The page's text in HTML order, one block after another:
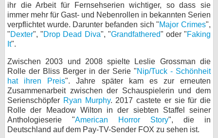
ihr die Arbeit für Fernsehserien wichtiger, so dass sie
immer mehr für Gast- und Nebenrollen in bekannten Serien
verpflichtet wurde. Darunter befanden sich "Major Crimes",
"Dexter", "Drop Dead Diva", "Grandfathered" oder "Faking
It".
Zwischen 2003 und 2008 spielte Leslie Grossman die
Rolle der Bliss Berger in der Serie "Nip/Tuck - Schönheit
hat ihren Preis". Jahre später kam es zur erneuten
Zusammenarbeit zwischen der Schauspielerin und dem
Serienschöpfer Ryan Murphy. 2017 castete er sie für die
Rolle der Meadow Wilton in der siebten Staffel seiner
Anthologieserie "American Horror Story", die in
Deutschland auf dem Pay-TV-Sender FOX zu sehen ist.
Impressum
Desktop-Ansicht